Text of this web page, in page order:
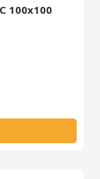
100x100